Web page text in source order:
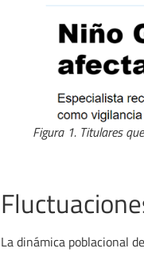
Figura 1. Titulares
La dinámica poblacional